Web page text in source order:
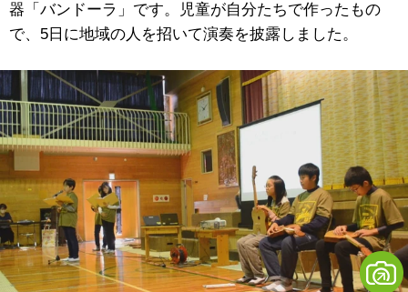
器「バンドーラ」です。児童が自分たちで作ったもの
で、5日に地域の人を招いて演奏を披露しました。